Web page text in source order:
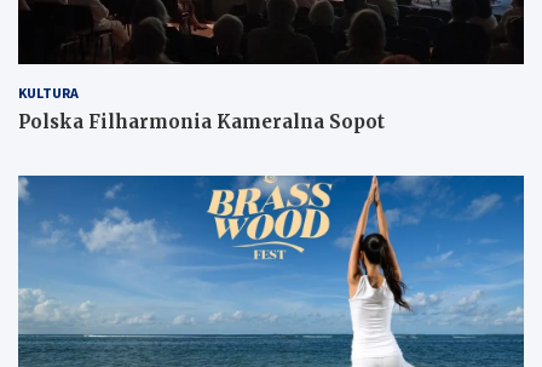
KULTURA
Polska Filharmonia Kameralna Sopot